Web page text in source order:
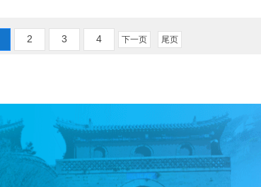
成果的高中生自由申
学生给予不同等级的表
彰和奖学金资助，并授
予其中3名学生“明天小
小科学家”称号。
"
位置”重要指示精神，中
央主流媒体科技日报于
2017年9月创办我国第一
份综合性科普周报——
我们是了解国内外科技
教育改革理论与实践的
交流平台；
我们是提供最新科技教
育活动资源的活动平台
2 3 4 下一页 尾页